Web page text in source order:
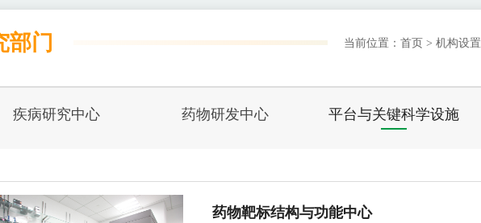
部门 当前位置： 首页 > 机构设置
疾病研究中心 药物研发中心 平台与关键科学设施
药物靶标结构与功能中心